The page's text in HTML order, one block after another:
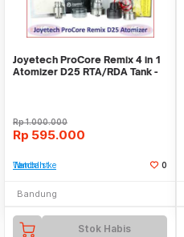
Joyetech ProCore Remix 4 in 1
Atomizer D25 RTA/RDA Tank -
Rp1.000.000
Rp 595.000
Tambah ke Watchlist 0
Bandung
Stok Habis